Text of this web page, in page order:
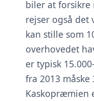
biler at forsikre
rejser også det
kan stille som
overhovedet
er typisk
fra 2013 måske
Kaskopræmien